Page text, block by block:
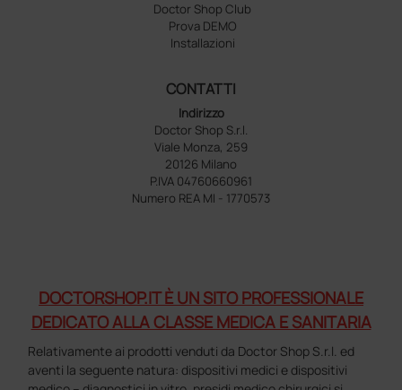
Doctor Shop Club
Prova DEMO
Installazioni
CONTATTI
Indirizzo
Doctor Shop S.r.l.
Viale Monza, 259
20126 Milano
P.IVA 04760660961
Numero REA MI - 1770573
DOCTORSHOP.IT È UN SITO PROFESSIONALE
DEDICATO ALLA CLASSE MEDICA E SANITARIA
Relativamente ai prodotti venduti da Doctor Shop S.r.l. ed
aventi la seguente natura: dispositivi medici e dispositivi